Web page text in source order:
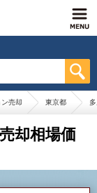
売却 東京都
却相場価